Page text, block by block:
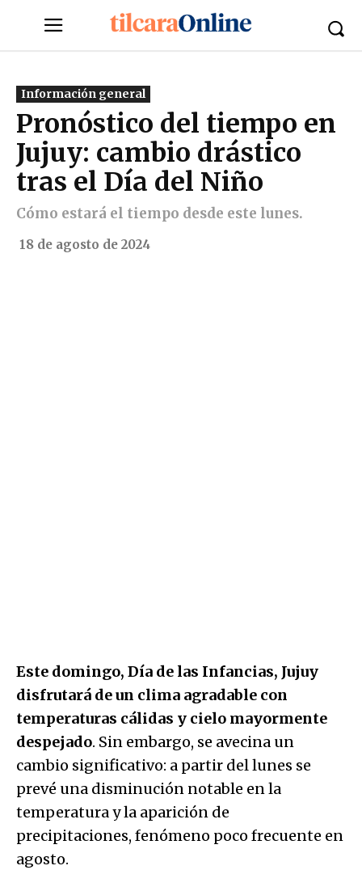
Información general
Pronóstico del tiempo en
Jujuy: cambio drástico
tras el Día del Niño
Cómo estará el tiempo desde este lunes.
18 de agosto de 2024
Este domingo, Día de las Infancias, Jujuy
disfrutará de un clima agradable con
temperaturas cálidas y cielo mayormente
despejado. Sin embargo, se avecina un
cambio significativo: a partir del lunes se
prevé una disminución notable en la
temperatura y la aparición de
precipitaciones, fenómeno poco frecuente en
agosto.